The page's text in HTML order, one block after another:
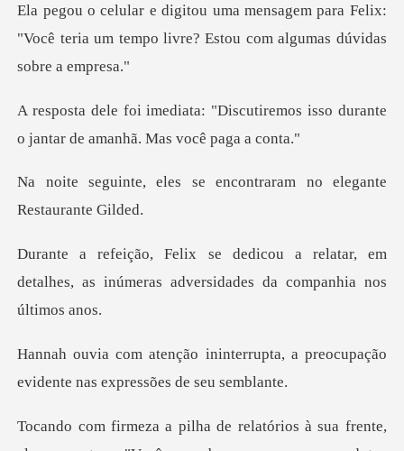
para Felix:
"Você teria um tempo livre? E
scutiremos isso durante
o jantar
se encontraram no eleg
relatar, em
detalhes, as inúmeras adver
rrupta, a preocupação
evidente